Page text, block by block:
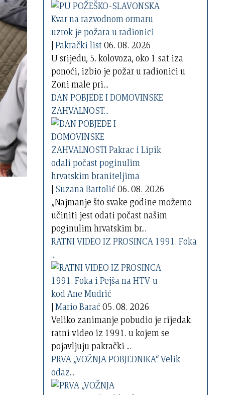
|Pakrački list06. 08. 2026
U srijedu, 5. kolovoza, oko 1 sat iza
ponoći, izbio je požar u radionici u
Zoni male pri...
DAN POBJEDE I DOMOVINSKE
ZAHVALNOST...
| Suzana Bartolić 06. 08. 2026
„Najmanje što svake godine možemo
učiniti jest odati počast našim
poginulim hrvatskim br...
RATNI VIDEO IZ PROSINCA 1991. Foka
...
|Mario Barać 05. 08. 2026
Veliko zanimanje pobudio je rijedak
ratni video iz 1991. u kojem se
pojavljuju pakrački ...
PRVA „VOŽNJA POBJEDNIKA“ Velik
odaz...